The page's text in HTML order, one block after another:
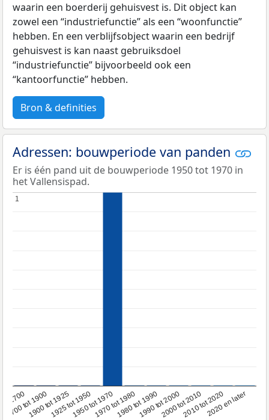
waarin een boerderij gehuisvest is. Dit object kan
zowel een “industriefunctie” als een “woonfunctie”
hebben. En een verblijfsobject waarin een bedrijf
gehuisvest is kan naast gebruiksdoel
“industriefunctie” bijvoorbeeld ook een
“kantoorfunctie” hebben.
Bron & definities
Adressen: bouwperiode van panden
Er is één pand uit de bouwperiode 1950 tot 1970 in
het Vallensispad.
1700
1700 tot 1900
1900 tot 19251925 tot 19501950 tot 19701970 tot 19801980 tot 19901990 tot 20002000 tot 20102010 tot 20202020 en later
1
1